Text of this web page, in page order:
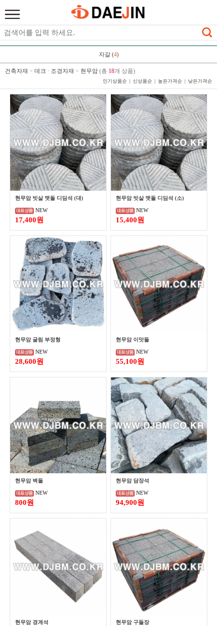
자갈 (4)
건축자재 > 데크 · 조경자재 > 현무암 (총 18개 상품)
인기상품순 신상품순 높은가격순 낮은가격순
현무암 빗살 맷돌 디딤석 (대)
NEW
17,400원
현무암 빗살 맷돌 디딤석 (소)
NEW
15,400원
현무암 굴림 부정형
NEW
28,600원
현무암 이맛돌
NEW
55,100원
현무암 벽돌
NEW
800원
현무암 담장석
NEW
94,900원
현무암 경계석 현무암 구들장